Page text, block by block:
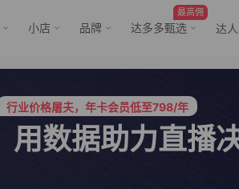
小店 品牌
最高佣
达多多甄选 达
服务三只羊、董先生等行业头部客户
行业价格屠夫，年卡会员低至798/年
服务三只羊、董先生等行业头部客户
行业价格屠夫，年卡会员低至798/年
用数据助力直播